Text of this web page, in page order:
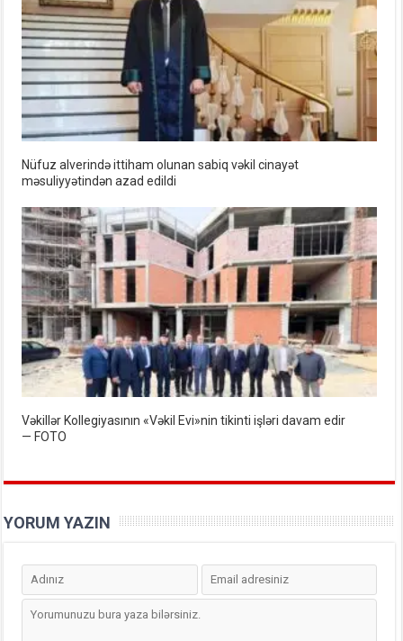
Nüfuz alverində ittiham olunan sabiq vəkil cinayət
məsuliyyətindən azad edildi
Vəkillər Kollegiyasının «Vəkil Evi»nin tikinti işləri davam edir
— FOTO
YORUM YAZIN